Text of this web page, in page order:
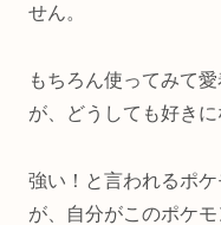
せん。
もちろん使ってみて
が、どうしても好き
強い！と言われるポ
が、自分がこのポケ